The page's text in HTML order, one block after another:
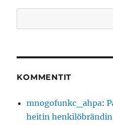
KOMMENTIT
mnogofunkc_ahpa:
heitin